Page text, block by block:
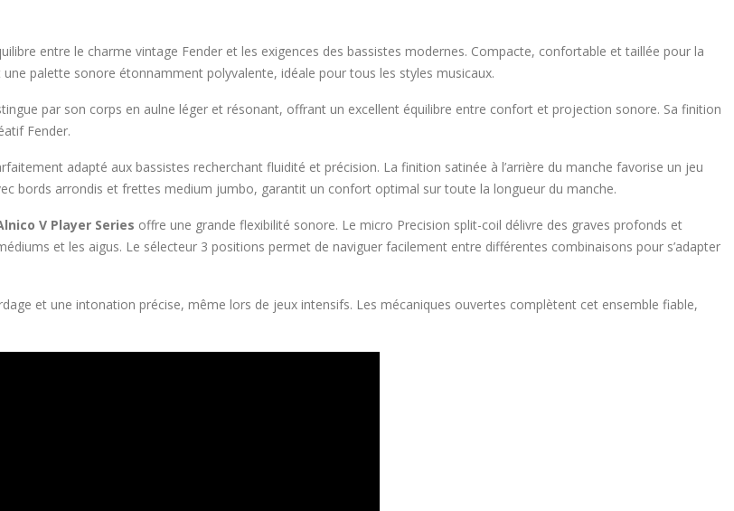
entre le charme vintage Fender et les exigences des bassistes modernes. Compacte, confortable et taillée pour la
palette sonore étonnamment polyvalente, idéale pour tous les styles musicaux.
par son corps en aulne léger et résonant, offrant un excellent équilibre entre confort et projection sonore. Sa finition
Fender.
adapté aux bassistes recherchant fluidité et précision. La finition satinée à l’arrière du manche favorise un jeu
bords arrondis et frettes medium jumbo, garantit un confort optimal sur toute la longueur du manche.
V Player Series offre une grande flexibilité sonore. Le micro Precision split-coil délivre des graves profonds et
et les aigus. Le sélecteur 3 positions permet de naviguer facilement entre différentes combinaisons pour s’adapter
et une intonation précise, même lors de jeux intensifs. Les mécaniques ouvertes complètent cet ensemble fiable,